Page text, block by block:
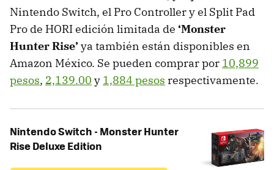
Nintendo Switch, el Pro Controller y el Split Pad
Pro de HORI edición limitada de ‘Monster
Hunter Rise’ ya también están disponibles en
Amazon México. Se pueden comprar por 10,899
pesos, 2,139.00 y 1,884 pesos respectivamente.
Nintendo Switch - Monster Hunter
Rise Deluxe Edition